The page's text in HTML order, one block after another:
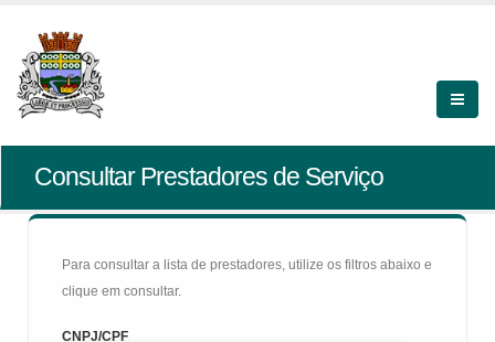
Consultar Prestadores de Serviço
Para consultar a lista de prestadores, utilize os filtros abaixo e
clique em consultar.
CNPJ/CPF